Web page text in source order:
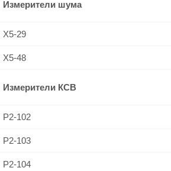
Измерители шума
Х5-29
Х5-48
Измерители КСВ
Р2-102
Р2-103
Р2-104